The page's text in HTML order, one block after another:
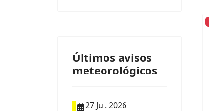
Últimos avisos
meteorológicos
27 Jul. 2026